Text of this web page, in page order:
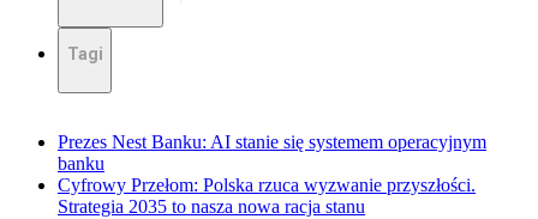
Tagi
Prezes Nest Banku: AI stanie się systemem operacyjnym
banku
Cyfrowy Przełom: Polska rzuca wyzwanie przyszłości.
Strategia 2035 to nasza nowa racja stanu